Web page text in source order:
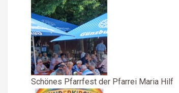
Schönes Pfarrfest der Pfarrei Maria Hilf